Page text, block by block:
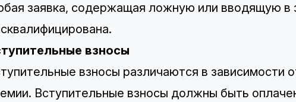
заявка, содержащая ложную или вводящую в
взносы
взносы различаются в зависимости
. Вступительные взносы должны быть